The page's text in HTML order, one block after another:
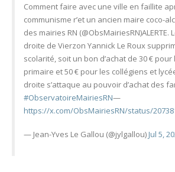
Comment faire avec une ville en faillite
communisme r’et un ancien maire coco-
des mairies RN (@ObsMairiesRN)ALERTE.
droite de Vierzon Yannick Le Roux
scolarité, soit un bon d’achat de 30 €
primaire et 50 € pour les collégiens et
droite s’attaque au pouvoir d’achat des
#ObservatoireMairiesRN—
https://x.com/ObsMairiesRN/status/
— Jean-Yves Le Gallou (@jylgallou) Jul 5,